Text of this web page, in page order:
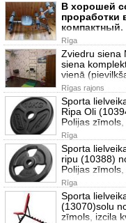
В хорошей
проработки
компактный.
Rīga
Zviedru siena
siena
vienā
Rīgas rajons
Sporta
Ripa Oli
Polijas
Rīga
Sporta
ripu (10388)
Polijas zīmols,
Rīga
Sporta
(13070)solu
zīmols, izcila